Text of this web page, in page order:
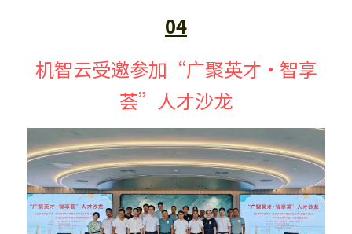
04
机智云受邀参加“广聚英才·智享
荟”人才沙龙